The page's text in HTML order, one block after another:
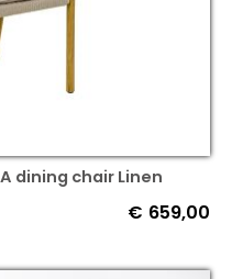
dining chair Linen
€ 659,00